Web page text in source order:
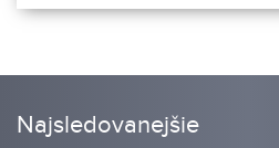
Najsledovanejšie